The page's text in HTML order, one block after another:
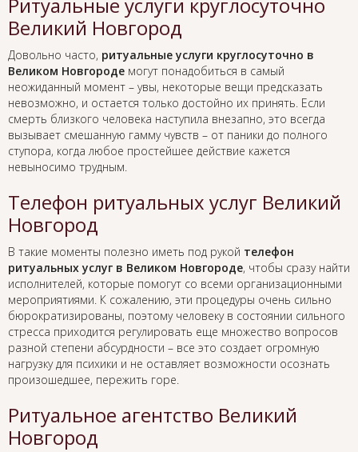
Великий Новгород
Довольно часто, ритуальные услуги круглосуточно в
Великом Новгороде могут понадобиться в самый
неожиданный момент – увы, некоторые вещи предсказать
невозможно, и остается только достойно их принять. Если
смерть близкого человека наступила внезапно, это всегда
вызывает смешанную гамму чувств – от паники до полного
ступора, когда любое простейшее действие кажется
невыносимо трудным.
Телефон ритуальных услуг Великий
Новгород
В такие моменты полезно иметь под рукой телефон
ритуальных услуг в Великом Новгороде, чтобы сразу найти
исполнителей, которые помогут со всеми организационными
мероприятиями. К сожалению, эти процедуры очень сильно
бюрократизированы, поэтому человеку в состоянии сильного
стресса приходится регулировать еще множество вопросов
разной степени абсурдности – все это создает огромную
нагрузку для психики и не оставляет возможности осознать
произошедшее, пережить горе.
Ритуальное агентство Великий
Новгород